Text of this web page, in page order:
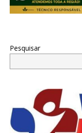
Pesquisar